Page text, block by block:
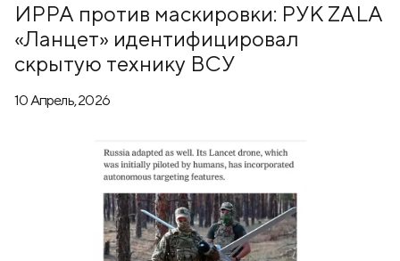
ИРРА против маскировки: РУК ZALA
«Ланцет» идентифицировал
скрытую технику ВСУ
10 Апрель, 2026